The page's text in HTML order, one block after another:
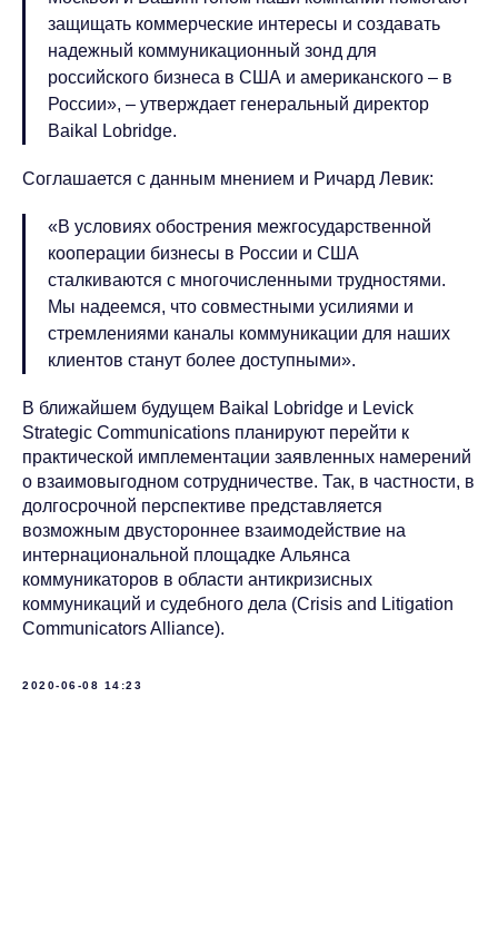
защищать коммерческие интересы и создавать
надежный коммуникационный зонд для
российского бизнеса в США и американского – в
России», – утверждает генеральный директор
Baikal Lobridge.
Соглашается с данным мнением и Ричард Левик:
«В условиях обострения межгосударственной
кооперации бизнесы в России и США
сталкиваются с многочисленными трудностями.
Мы надеемся, что совместными усилиями и
стремлениями каналы коммуникации для наших
клиентов станут более доступными».
В ближайшем будущем Baikal Lobridge и Levick
Strategic Communications планируют перейти к
практической имплементации заявленных намерений
о взаимовыгодном сотрудничестве. Так, в частности, в
долгосрочной перспективе представляется
возможным двустороннее взаимодействие на
интернациональной площадке Альянса
коммуникаторов в области антикризисных
коммуникаций и судебного дела (Crisis and Litigation
Communicators Alliance).
2020-06-08 14:23